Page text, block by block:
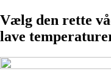
Vælg den rette
lave